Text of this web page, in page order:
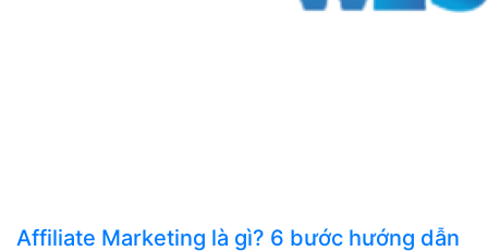
Affiliate Marketing là gì? 6 bước hướng dẫn